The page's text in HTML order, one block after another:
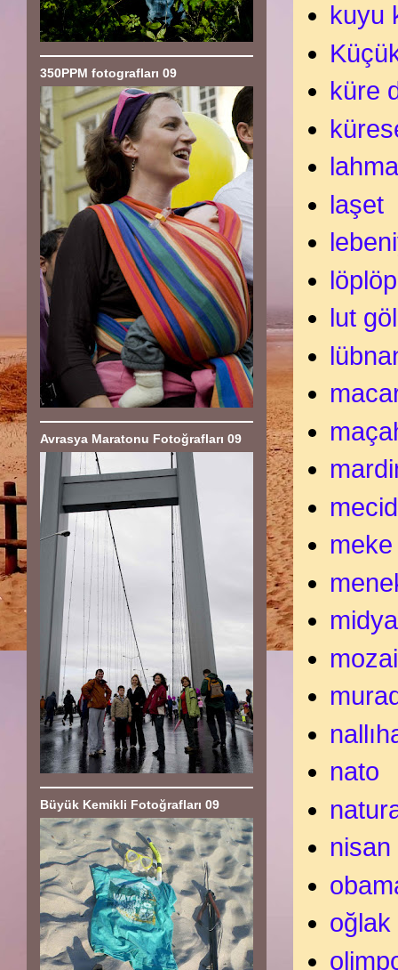
kuyu
küre
laşet
lut
nato
nisan
350PPM fotografları 09
Avrasya Maratonu Fotoğrafları 09
Büyük Kemikli Fotoğrafları 09